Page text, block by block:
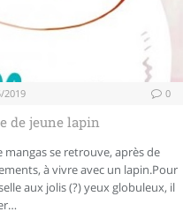
2019 0
de jeune lapin
se retrouve, après de
à vivre avec un lapin.Pour
aux jolis (?) yeux globuleux, il